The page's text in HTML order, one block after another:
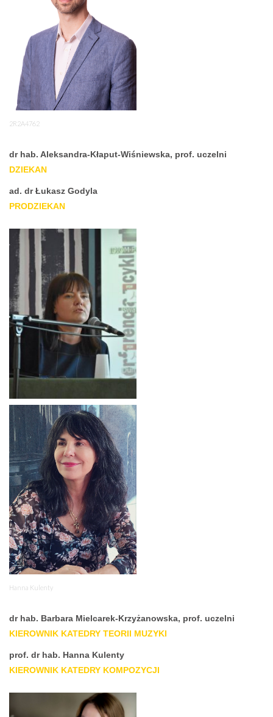
2R2A4762
dr hab. Aleksandra-Kłaput-Wiśniewska, prof. uczelni
DZIEKAN
ad. dr Łukasz Godyla
PRODZIEKAN
Hanna Kulenty
dr hab. Barbara Mielcarek-Krzyżanowska, prof. uczelni
KIEROWNIK KATEDRY TEORII MUZYKI
prof. dr hab. Hanna Kulenty
KIEROWNIK KATEDRY KOMPOZYCJI